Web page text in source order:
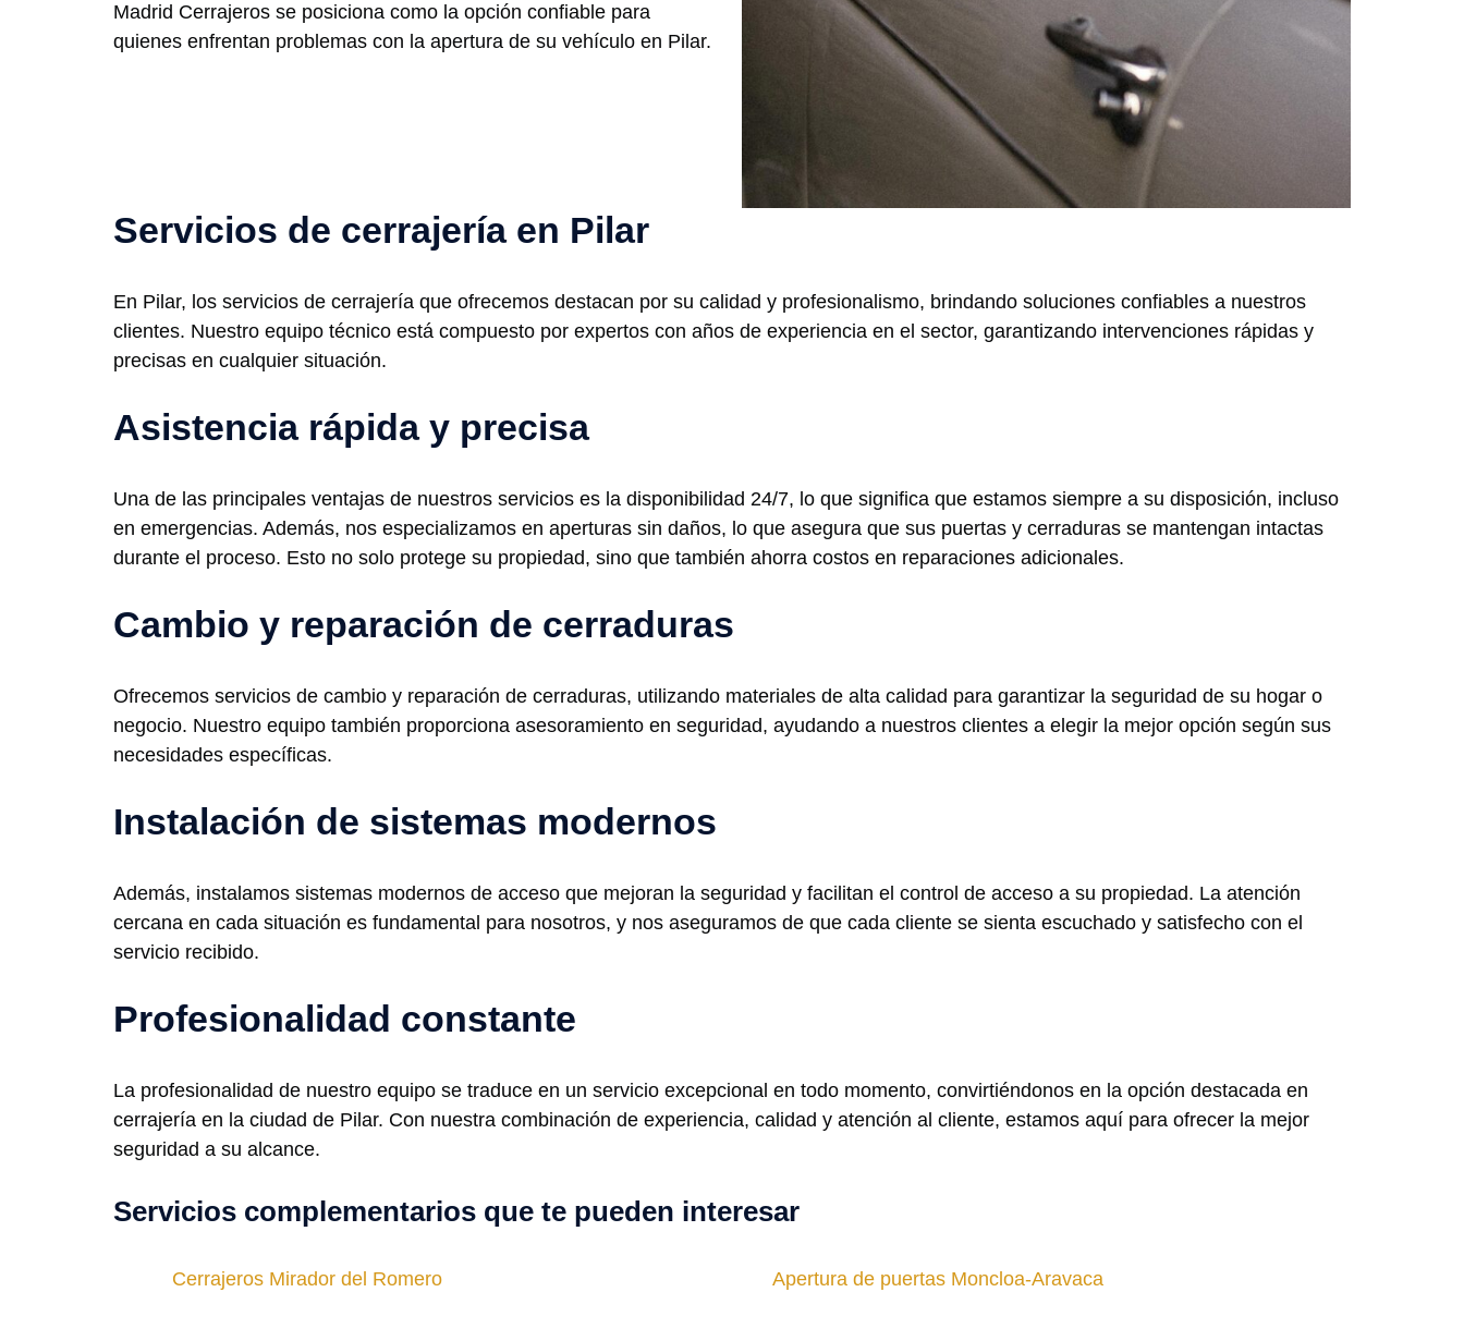
Madrid Cerrajeros se posiciona como la opción confiable para
quienes enfrentan problemas con la apertura de su vehículo en Pilar.
Servicios de cerrajería en Pilar
En Pilar, los servicios de cerrajería que ofrecemos destacan por su calidad y profesionalismo, brindando soluciones confiables a nuestros
clientes. Nuestro equipo técnico está compuesto por expertos con años de experiencia en el sector, garantizando intervenciones rápidas y
precisas en cualquier situación.
Asistencia rápida y precisa
Una de las principales ventajas de nuestros servicios es la disponibilidad 24/7, lo que significa que estamos siempre a su disposición, incluso
en emergencias. Además, nos especializamos en aperturas sin daños, lo que asegura que sus puertas y cerraduras se mantengan intactas
durante el proceso. Esto no solo protege su propiedad, sino que también ahorra costos en reparaciones adicionales.
Cambio y reparación de cerraduras
Ofrecemos servicios de cambio y reparación de cerraduras, utilizando materiales de alta calidad para garantizar la seguridad de su hogar o
negocio. Nuestro equipo también proporciona asesoramiento en seguridad, ayudando a nuestros clientes a elegir la mejor opción según sus
necesidades específicas.
Instalación de sistemas modernos
Además, instalamos sistemas modernos de acceso que mejoran la seguridad y facilitan el control de acceso a su propiedad. La atención
cercana en cada situación es fundamental para nosotros, y nos aseguramos de que cada cliente se sienta escuchado y satisfecho con el
servicio recibido.
Profesionalidad constante
La profesionalidad de nuestro equipo se traduce en un servicio excepcional en todo momento, convirtiéndonos en la opción destacada en
cerrajería en la ciudad de Pilar. Con nuestra combinación de experiencia, calidad y atención al cliente, estamos aquí para ofrecer la mejor
seguridad a su alcance.
Servicios complementarios que te pueden interesar
Cerrajeros Mirador del Romero Apertura de puertas Moncloa-Aravaca